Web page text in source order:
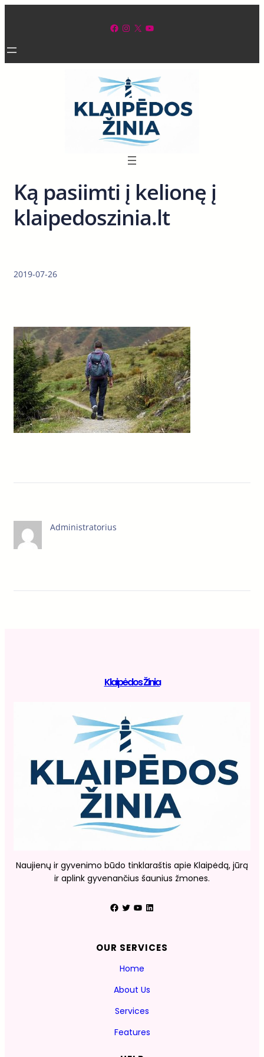
Facebook Instagram X YouTube
Ką pasiimti į kelionę į
klaipedoszinia.lt
2019-07-26
Administratorius
Klaipėdos Žinia
Naujienų ir gyvenimo būdo tinklaraštis apie Klaipėdą, jūrą
ir aplink gyvenančius šaunius žmones.
Facebook Twitter YouTube LinkedIn
OUR SERVICES
Home
About Us
Services
Features